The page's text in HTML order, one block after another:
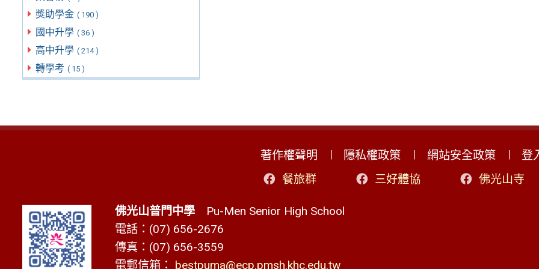
獎助學金 ( 190 )
國中升學 ( 36 )
高中升學 ( 214 )
轉學考 ( 15 )
著作權聲明 隱私權政策 網站安全政策
登
餐旅群
三好體協 佛光山寺
佛光山普門中學Pu-Men Senior High School
電話：(07) 656-2676
傳真：(07) 656-3559
電郵信箱： bestpuma@ecp.pmsh.khc.edu.tw